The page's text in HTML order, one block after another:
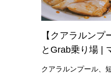
【クアラルン
とGrab乗り場 |
プラン！トラン
クアラルンプール、